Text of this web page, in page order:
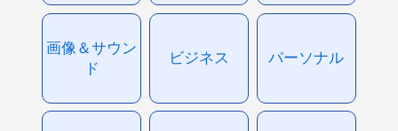
画像＆サウン
ド
ビジネス パーソナル